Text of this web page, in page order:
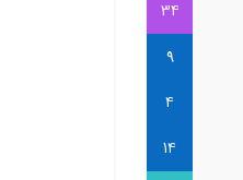
34
9
4
14